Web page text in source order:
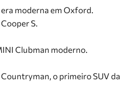
moderna em Oxford.
S.
Clubman moderno.
o primeiro SUV da